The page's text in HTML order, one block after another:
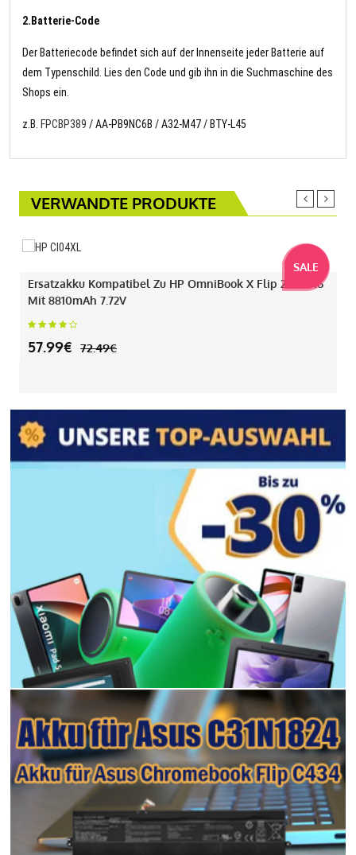
2.Batterie-Code
Der Batteriecode befindet sich auf der Innenseite jeder Batterie auf
dem Typenschild. Lies den Code und gib ihn in die Suchmaschine des
Shops ein.
z.B. FPCBP389 / AA-PB9NC6B / A32-M47 / BTY-L45
VERWANDTE PRODUKTE
SALE
Ersatzakku Kompatibel Zu HP OmniBook X Flip 2-IN-1 16
Mit 8810mAh 7.72V
57.99€ 72.49€